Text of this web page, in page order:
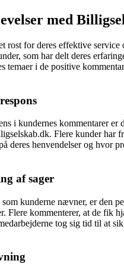
med
rost for deres effektive service
som har delt deres
temaer i de positive
i kundernes kommentarer er
Flere kunder har
deres henvendelser og hvor
af sager
kunderne nævner, er den
Flere kommenterer, at de fik
tog sig tid til at